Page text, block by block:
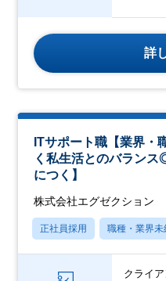
詳
ITサポート職【業界・
く私生活とのバラン
につく】
株式会社エグゼクション
正社員採用 職種・業界未
クライ